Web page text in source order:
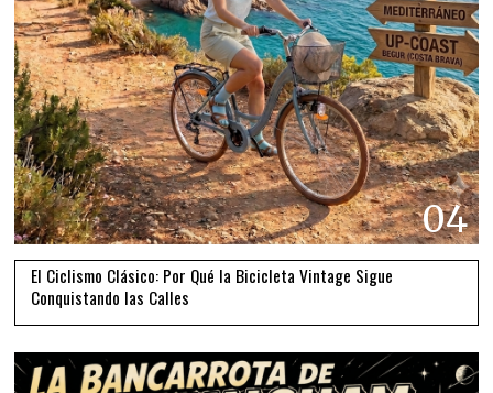
04
El Ciclismo Clásico: Por Qué la Bicicleta Vintage Sigue
Conquistando las Calles